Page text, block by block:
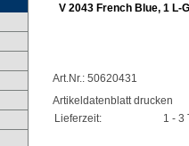
V 2043 French Blue, 1 L-
Art.Nr.: 50620431
Artikeldatenblatt drucken
Lieferzeit:
1 - 3